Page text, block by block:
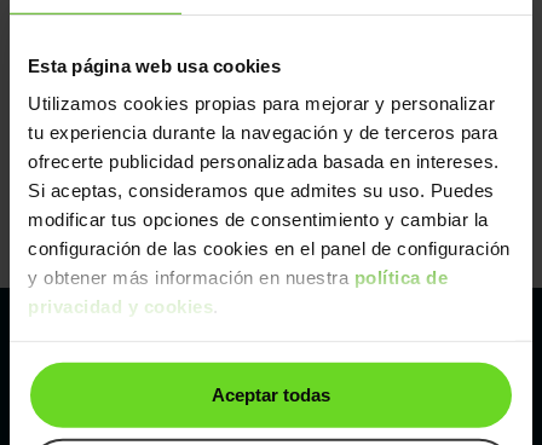
Esta página web usa cookies
Utilizamos cookies propias para mejorar y personalizar
tu experiencia durante la navegación y de terceros para
ofrecerte publicidad personalizada basada en intereses.
Si aceptas, consideramos que admites su uso. Puedes
modificar tus opciones de consentimiento y cambiar la
configuración de las cookies en el panel de configuración
y obtener más información en nuestra política de
privacidad y cookies.
Aceptar todas
Pertenecemos al líder europeo de
compraventa de coches online